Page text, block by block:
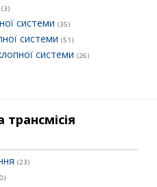
(3)
системи (35)
системи (51)
системи (26)
(23)